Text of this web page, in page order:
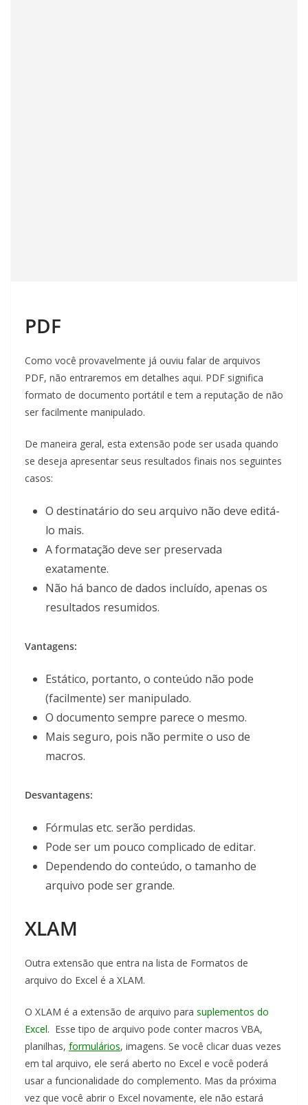
PDF
Como você provavelmente já ouviu falar de arquivos
PDF, não entraremos em detalhes aqui. PDF significa
formato de documento portátil e tem a reputação de não
ser facilmente manipulado.
De maneira geral, esta extensão pode ser usada quando
se deseja apresentar seus resultados finais nos seguintes
casos:
O destinatário do seu arquivo não deve editá-
lo mais.
A formatação deve ser preservada
exatamente.
Não há banco de dados incluído, apenas os
resultados resumidos.
Vantagens:
Estático, portanto, o conteúdo não pode
(facilmente) ser manipulado.
O documento sempre parece o mesmo.
Mais seguro, pois não permite o uso de
macros.
Desvantagens:
Fórmulas etc. serão perdidas.
Pode ser um pouco complicado de editar.
Dependendo do conteúdo, o tamanho de
arquivo pode ser grande.
XLAM
Outra extensão que entra na lista de Formatos de
arquivo do Excel é a XLAM.
O XLAM é a extensão de arquivo para suplementos do
Excel. Esse tipo de arquivo pode conter macros VBA,
planilhas, formulários, imagens. Se você clicar duas vezes
em tal arquivo, ele será aberto no Excel e você poderá
usar a funcionalidade do complemento. Mas da próxima
vez que você abrir o Excel novamente, ele não estará